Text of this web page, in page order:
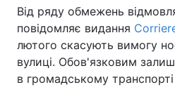
Від ряду обмежень
повідомляє видання
лютого скасують вимогу
вулиці. Обов'язковим
в громадському